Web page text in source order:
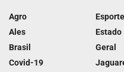
Agro
Ales
Brasil
Covid-19
Esporte
Estado
Geral